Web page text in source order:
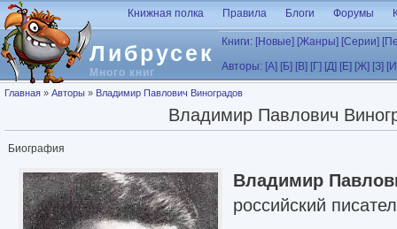
Перейти к основному содержанию
Либрусек
Много книг
Книжная полка Правила Блоги Форумы
Книги: [Новые] [Жанры] [Серии]
Авторы: [А] [Б] [В] [Г] [Д] [Е] [Ж] [З]
Вы здесь
Главная » Авторы » Владимир Павлович Виноградов
Владимир Павлович
Биография
Владимир
российский